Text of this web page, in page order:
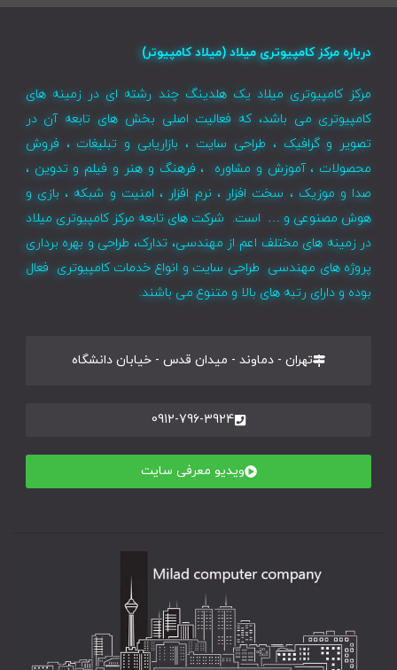
درباره مرکز کامپیوتری میلاد (میلاد کامپیوتر)
مرکز کامپیوتری میلاد یک هلدینگ چند رشته ای در زمینه های
کامپیوتری می باشد، که فعالیت اصلی بخش های تابعه آن در
تصویر و گرافیک ، طراحی سایت ، بازاریابی و تبلیغات ، فروش
محصولات ، آموزش و مشاوره ، فرهنگ و هنر و فیلم و تدوین ،
صدا و موزیک ، سخت افزار ، نرم افزار ، امنیت و شبکه ، بازی و
هوش مصنوعی و … است. شرکت های تابعه مرکز کامپیوتری میلاد
در زمینه های مختلف اعم از مهندسی، تدارک، طراحی و بهره برداری
پروژه های مهندسی طراحی سایت و انواع خدمات کامپیوتری فعال
بوده و دارای رتبه های بالا و متنوع می باشند.
تهران - دماوند - میدان قدس - خیابان دانشگاه
0912-796-3924
ویدیو معرفی سایت